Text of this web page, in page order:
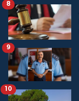
8
9
10